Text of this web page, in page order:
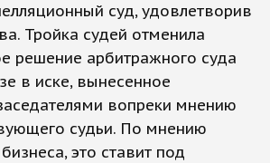
суд, удовлетворив
Тройка судей отменила
решение арбитражного суда
в иске, вынесенное
вопреки мнению
судьи. По мнению
это ставит под